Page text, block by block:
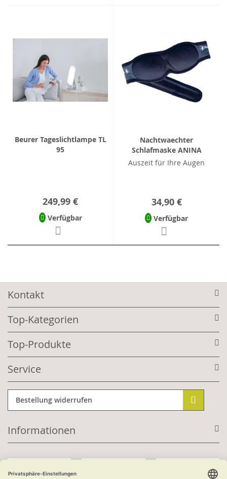
Beurer Tageslichtlampe TL
95
249,99 €
Verfügbar
Nachtwaechter
Schlafmaske ANINA
Auszeit für Ihre Augen
34,90 €
Verfügbar
Kontakt
Top-Kategorien
Top-Produkte
Service
Bestellung widerrufen
Informationen